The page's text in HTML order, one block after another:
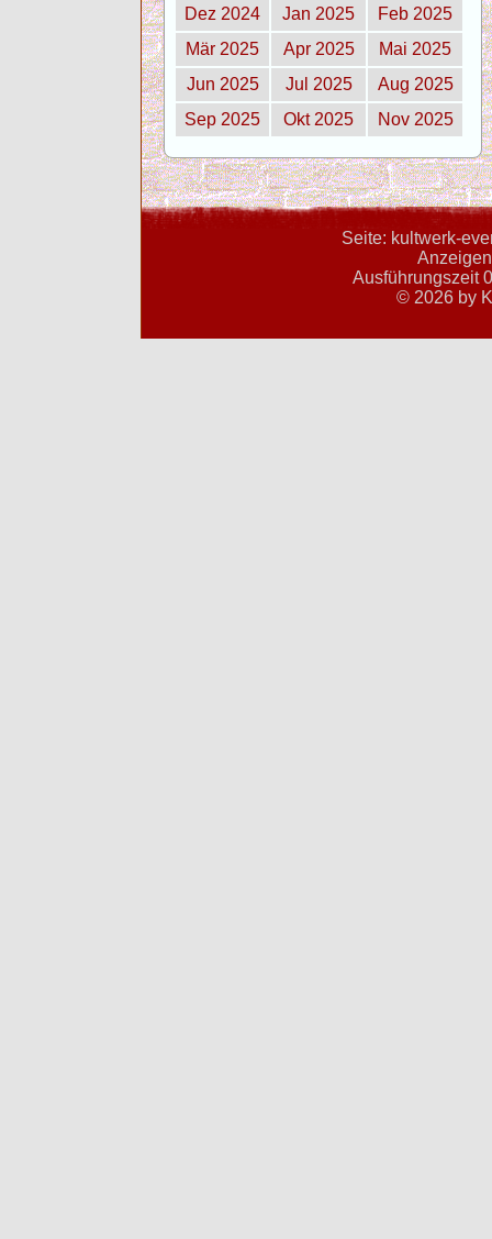
Dez 2024 Jan 2025
Feb 2025
Mär 2025
Apr 2025
Mai 2025
Jun 2025
Jul 2025
Aug 2025
Sep 2025
Okt 2025 Nov 2025
Seite: kultwerk-
Ausführungszeit
© 2026 by